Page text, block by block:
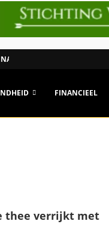
ANDERS KAN...
FINANCIEEL
thee verrijkt met